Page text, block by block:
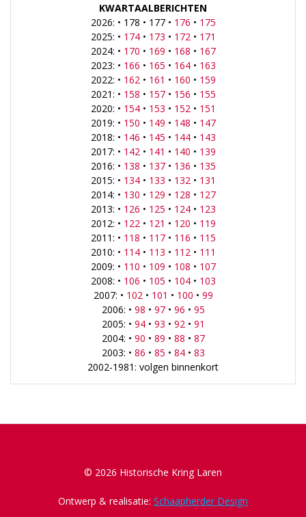
KWARTAALBERICHTEN
2026: • 178 • 177 • 176 • 175
2025: • 174• 173 • 172 • 171
2024: • 170 • 169 • 168 • 167
2023: • 166 • 165 • 164• 163
2022: • 162 • 161 • 160 • 159
2021: • 158 • 157• 156 • 155
2020: • 154• 153 • 152 • 151
2019: • 150 • 149 • 148 • 147
2018: • 146 • 145 • 144• 143
2017: • 142 • 141 • 140 • 139
2016: • 138 • 137• 136 • 135
2015: • 134• 133 • 132 • 131
2014: • 130 • 129 • 128 • 127
2013: • 126 • 125 • 124• 123
2012: • 122 • 121 • 120 • 119
2011: • 118 • 117• 116 • 115
2010: • 114• 113 • 112 • 111
2009: • 110 • 109 • 108 • 107
2008: • 106 • 105 • 104• 103
2007: • 102 • 101 • 100 • 99
2006: • 98 • 97• 96 • 95
2005: • 94• 93 • 92 • 91
2004: • 90 • 89 • 88 • 87
2003: • 86 • 85 • 84• 83
2002-1981: volgen binnenkort
© 2026 Historische Kring Laren
Ontwerp & realisatie: Schaapherder Design